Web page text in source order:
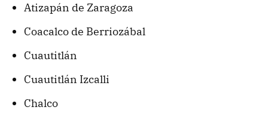
Atizapán de Zaragoza
Coacalco de Berriozábal
Cuautitlán
Cuautitlán Izcalli
Chalco